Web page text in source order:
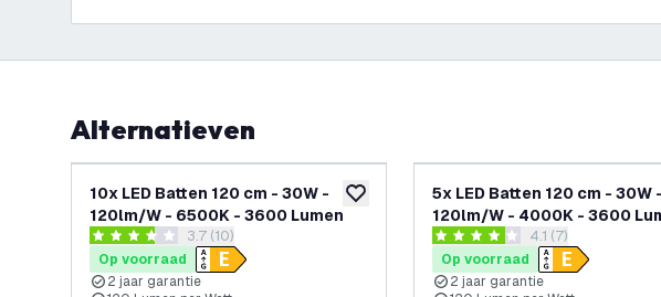
Alternatieven
toevoegen aan verlanglijst
10x LED Batten 120 cm - 30W -
120lm/W - 6500K - 3600 Lumen
reviews drawer openen
3.7 score sterren3.7 (10)
Op voorraad
2 jaar garantie
5x LED Batten 120 cm - 30W -
120lm/W - 4000K - 3600
reviews drawer
4.1 score sterren4.1 (7)
Op voorraad
2 jaar garantie